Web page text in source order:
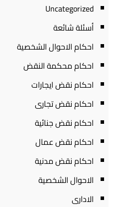
Uncategorized
أسئلة شائعة
احكام الاحوال الشخصية
احكام محكمة النقض
احكام نقض ايجارات
احكام نقض تجارى
احكام نقض جنائية
احكام نقض عمال
احكام نقض مدنية
الاحوال الشخصية
الادارى